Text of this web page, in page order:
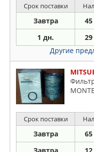
Срок поставки
Завтра
1 дн.
Другие
Срок поставки
Завтра
Завтра